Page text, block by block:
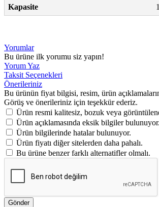
Kapasite
Yorumlar
Bu ürüne ilk yorumu siz yapın!
Yorum Yaz
Taksit Seçenekleri
Önerileriniz
Bu ürünün fiyat bilgisi, resim, ürün
Görüş ve önerileriniz için teşekkür ederiz.
Ürün resmi kalitesiz, bozuk veya
Ürün açıklamasında eksik bilgiler bulunuyor.
Ürün bilgilerinde hatalar bulunuyor.
Ürün fiyatı diğer sitelerden daha pahalı.
Bu ürüne benzer farklı alternatifler olmalı.
Gönder